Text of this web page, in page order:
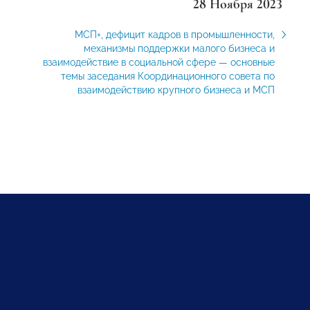
28 Ноября 2023
МСП+, дефицит кадров в промышленности,
механизмы поддержки малого бизнеса и
взаимодействие в социальной сфере — основные
темы заседания Координационного совета по
взаимодействию крупного бизнеса и МСП